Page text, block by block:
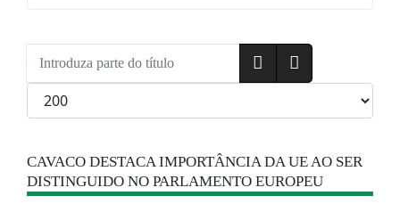
Introduza parte do título
Qtd. a exibir
CAVACO DESTACA IMPORTÂNCIA DA UE AO SER
DISTINGUIDO NO PARLAMENTO EUROPEU